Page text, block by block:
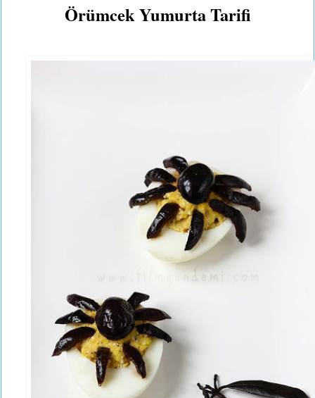
Örümcek Yumurta Tarifi